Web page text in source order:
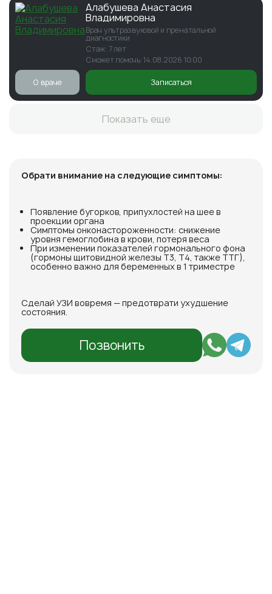
Алабушева Анастасия
Владимировна
Врач ультразвуковой и пренатальной
диагностики
Стаж: 7 лет
Сможет помочь: 14.08.2026 10:00
О враче Записаться
Показать еще
Обрати внимание на следующие симптомы:
Появление бугорков, припухлостей на шее в
проекции органа
Симптомы онконастороженности: снижение
уровня гемоглобина в крови, потеря веса
При изменении показателей гормонального фона
(гормоны щитовидной железы Т3, Т4, также ТТГ),
особенно важно для беременных в 1 триместре
Сделай УЗИ вовремя — предотврати ухудшение
состояния.
Позвонить